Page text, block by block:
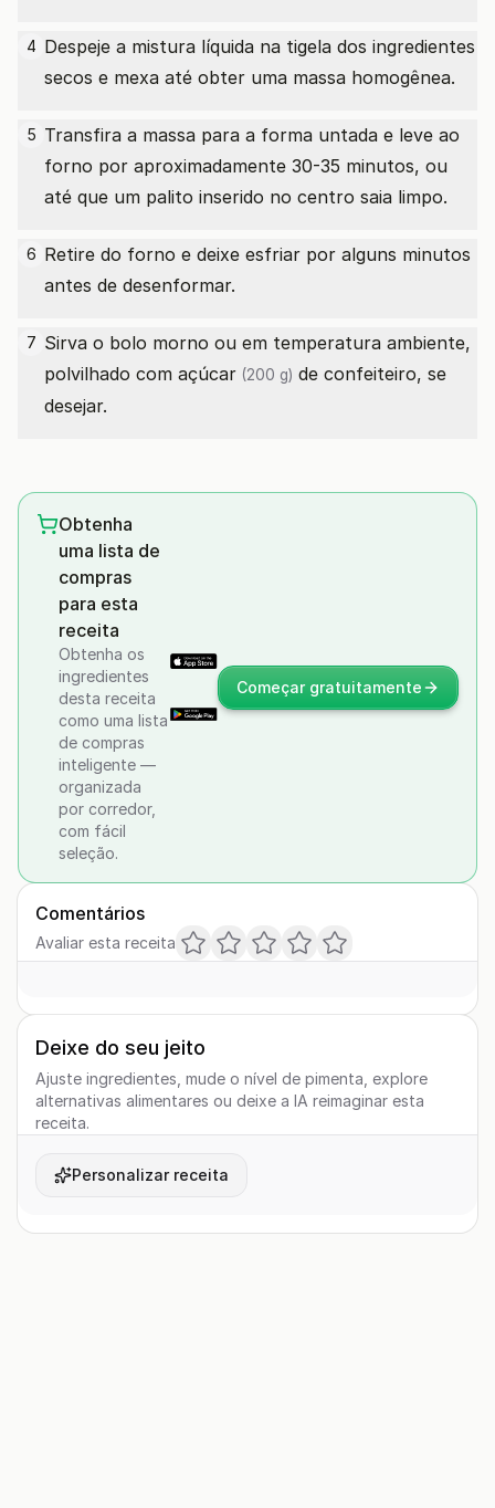
4 Despeje a mistura líquida na tigela dos ingredientes
secos e mexa até obter uma massa homogênea.
5 Transfira a massa para a forma untada e leve ao
forno por aproximadamente 30-35 minutos, ou
até que um palito inserido no centro saia limpo.
6 Retire do forno e deixe esfriar por alguns minutos
antes de desenformar.
7 Sirva o bolo morno ou em temperatura ambiente,
polvilhado com açúcar (200 g) de confeiteiro, se
desejar.
Obtenha
uma lista de
compras
para esta
receita
Obtenha os
ingredientes
desta receita
como uma lista
de compras
inteligente —
organizada
por corredor,
com fácil
seleção.
Começar gratuitamente
Comentários
Avaliar esta receita
Deixe do seu jeito
Ajuste ingredientes, mude o nível de pimenta, explore
alternativas alimentares ou deixe a IA reimaginar esta
receita.
Personalizar receita